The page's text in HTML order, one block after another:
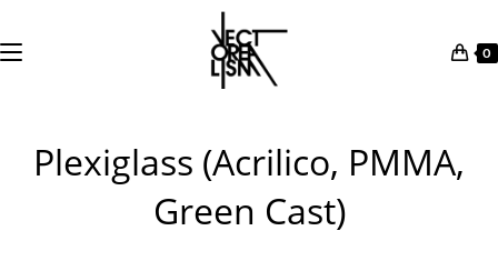
contenuto
0
Plexiglass (Acrilico, PMMA,
Green Cast)